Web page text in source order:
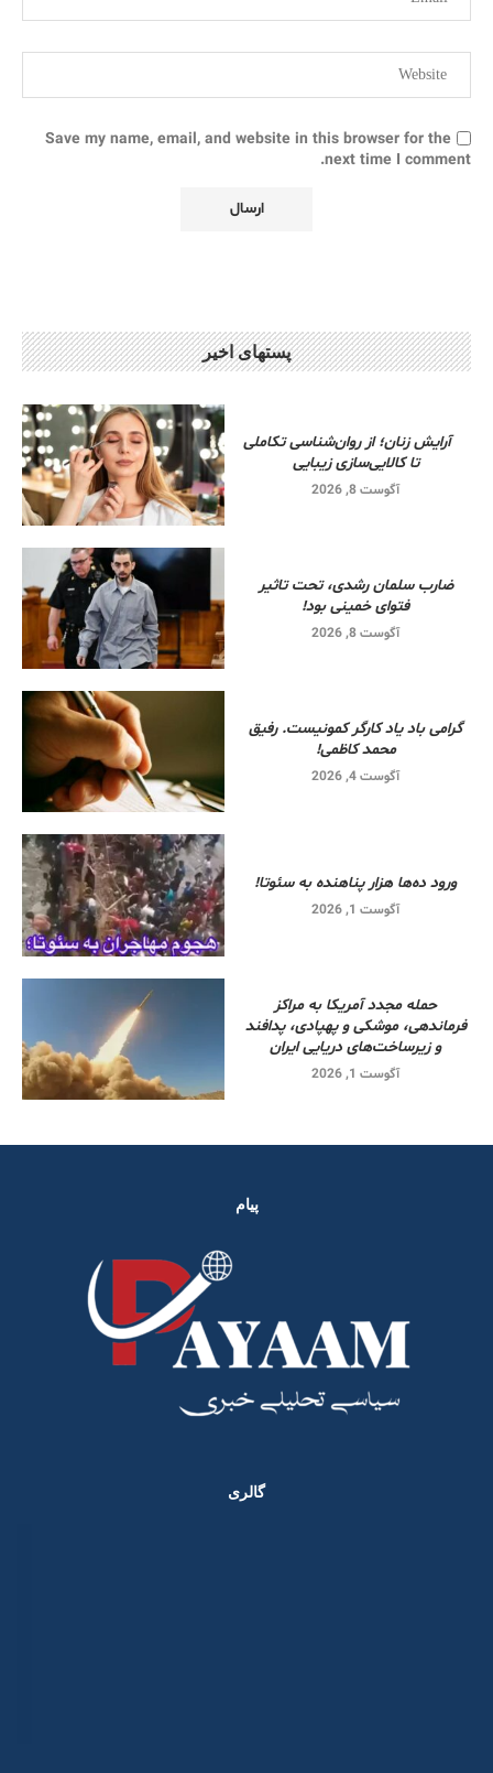
Save my name, email, and website in this browser for the
next time I comment.
پستهای اخیر
آرایش زنان؛ از روان‌شناسی تکاملی
تا کالایی‌سازی زیبایی
آگوست 8, 2026
ضارب سلمان رشدی، تحت تاثیر
فتوای خمینی بود!
آگوست 8, 2026
گرامی باد یاد کارگر کمونیست. رفیق
محمد کاظمی!
آگوست 4, 2026
ورود ده‌ها هزار پناهنده به سئوتا!
آگوست 1, 2026
حمله مجدد آمریکا به مراکز
فرماندهی، موشکی و پهپادی، پدافند
و زیرساخت‌های دریایی ایران
آگوست 1, 2026
پیام
گالری